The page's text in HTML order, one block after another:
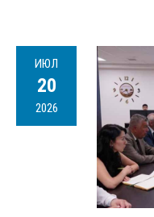
ИЮЛ
20
2026